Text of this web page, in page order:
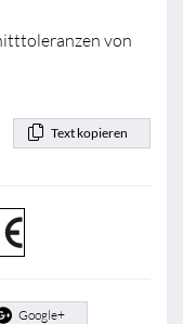
von
Text kopieren
Google+